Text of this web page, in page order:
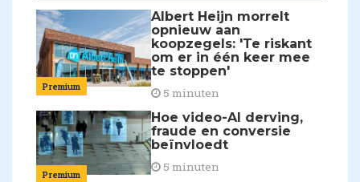
Premium
Albert Heijn morrelt
opnieuw aan
koopzegels: 'Te riskant
om er in één keer mee
te stoppen'
5 minuten
Premium
Hoe video-AI derving,
fraude en conversie
beïnvloedt
5 minuten